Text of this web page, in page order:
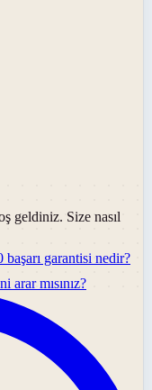
geldiniz. Size nasıl
başarı garantisi nedir?
arar mısınız?